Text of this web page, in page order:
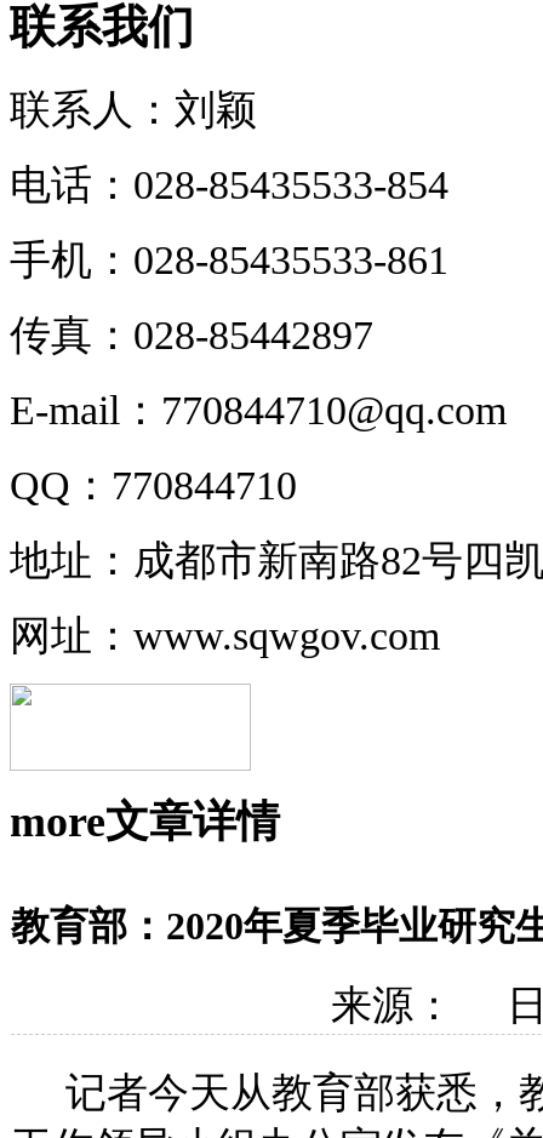
联系我们
联系人：刘颖
电话：028-85435533-854
手机：028-85435533-861
传真：028-85442897
E-mail：770844710@qq.com
QQ：770844710
地址：成都市新南路82号四
网址：www.sqwgov.com
more文章详情
教育部：2020年夏季毕业研究
来源： 日
记者今天从教育部获悉，